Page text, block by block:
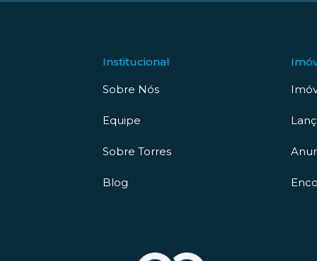
Institucional
Sobre Nós
Equipe
Sobre Torres
Blog